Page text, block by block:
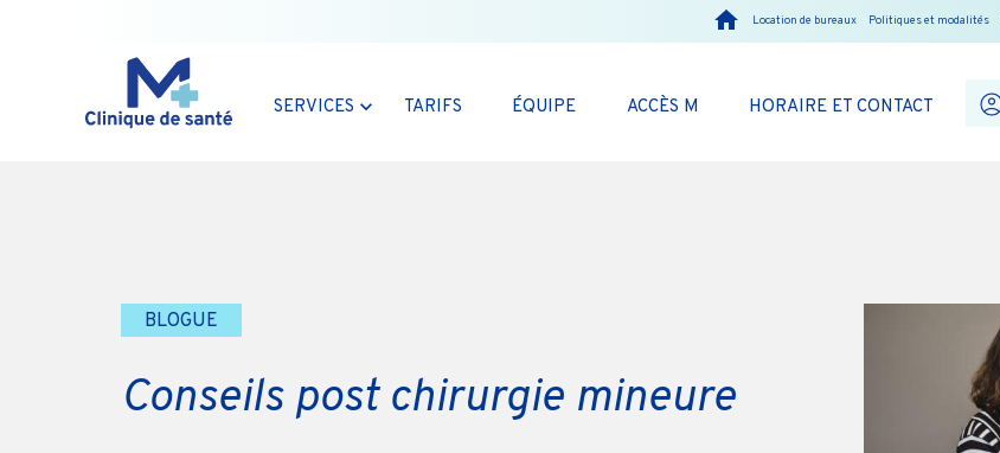
Location de bureaux Politiques et modalités
SERVICES TARIFS ÉQUIPE ACCÈS M HORAIRE ET CONTACT
BLOGUE
Conseils post chirurgie mineure